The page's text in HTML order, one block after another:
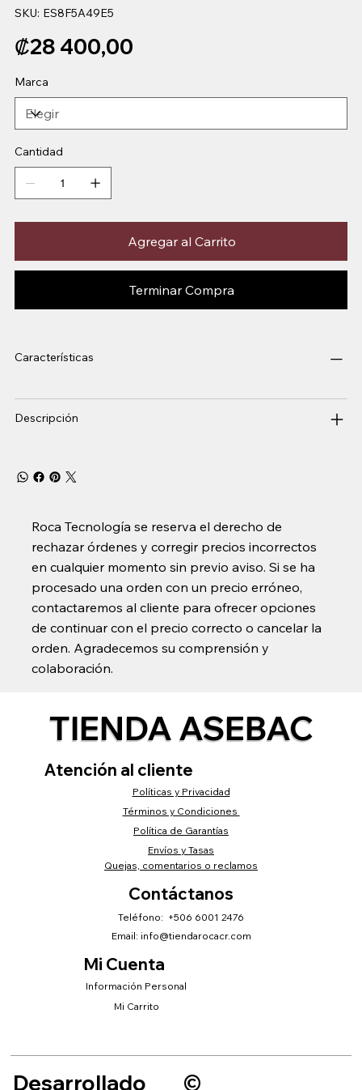
SKU: SKU
ES8F5A49E5
ES8F5A49E5
Precio
₡28 400,00
Marca
Cantidad
Agregar al Carrito
Terminar Compra
Características
Descripción
Roca Tecnología se reserva el derecho de
rechazar órdenes y corregir precios incorrectos
en cualquier momento sin previo aviso. Si se ha
procesado una orden con un precio erróneo,
contactaremos al cliente para ofrecer opciones
de continuar con el precio correcto o cancelar la
orden. Agradecemos su comprensión y
colaboración.
TIENDA ASEBAC
Atención al cliente
Políticas y Privacidad
Términos y Condiciones
Envíos y Tasas
Política de Garantías
Quejas, comentarios o reclamos
Mi Cuenta
Información Personal
Mi Carrito
Contáctanos
Teléfono: +506 6001 2476
Email: info@tiendarocacr.com
Desarrollado ©